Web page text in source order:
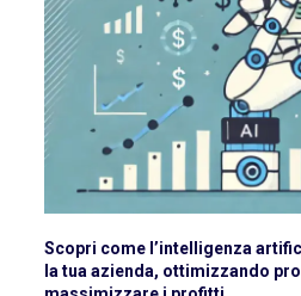
Scopri come l’intelligenza
la tua azienda, ottimizzando